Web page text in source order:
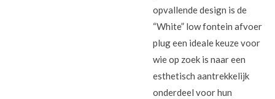
opvallende design is de
“White” low fontein afvoer
plug een ideale keuze voor
wie op zoek is naar een
esthetisch aantrekkelijk
onderdeel voor hun